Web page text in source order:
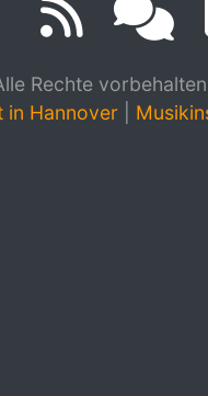
Rechte
in Hannover